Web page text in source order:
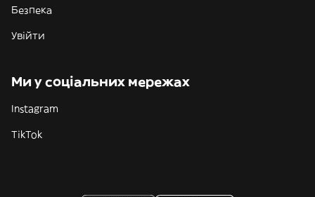
Безпека
Увійти
Ми у соціальних мережах
Instagram
TikTok